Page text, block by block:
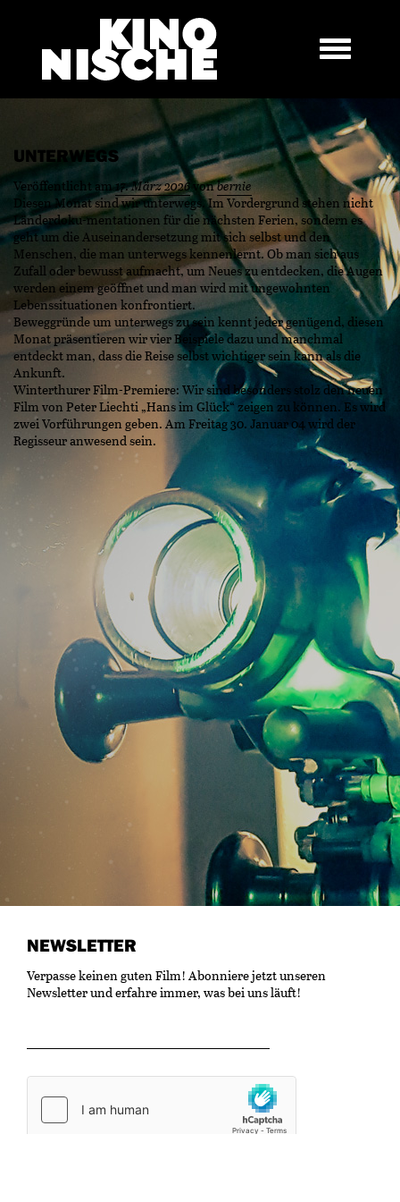
UNTERWEGS
Veröffentlicht am17. März 2026vonbernie
Diesen Monat sind wir unterwegs. Im Vordergrund stehen nicht
Länderdoku-mentationen für die nächsten Ferien, sondern es
geht um die Auseinandersetzung mit sich selbst und den
Menschen, die man unterwegs kennenlernt. Ob man sich aus
Zufall oder bewusst aufmacht, um Neues zu entdecken, die Augen
werden einem geöffnet und man wird mit ungewohnten
Lebenssituationen konfrontiert.
Beweggründe um unterwegs zu sein kennt jeder genügend, diesen
Monat präsentieren wir vier Beispiele dazu und manchmal
entdeckt man, dass die Reise selbst wichtiger sein kann als die
Ankunft.
Winterthurer Film-Premiere: Wir sind besonders stolz den neuen
Film von Peter Liechti „Hans im Glück“ zeigen zu können. Es wird
zwei Vorführungen geben. Am Freitag 30. Januar 04 wird der
Regisseur anwesend sein.
NEWSLETTER
Verpasse keinen guten Film! Abonniere jetzt unseren
Newsletter und erfahre immer, was bei uns läuft!